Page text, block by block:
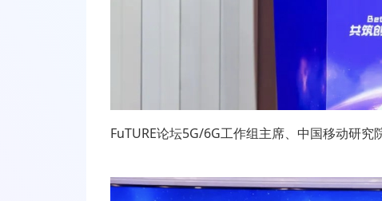
FuTURE论坛5G/6G工作组主席、中国移动研究